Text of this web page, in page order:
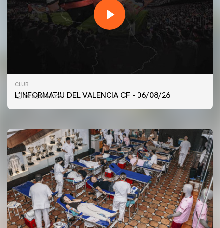
CLUB
L'INFORMATIU DEL VALENCIA CF - 06/08/26
06 agosto 2026
PRIMER EQUIP
ENTRENAMENT DEL VALENCIA CF 6/8/2026